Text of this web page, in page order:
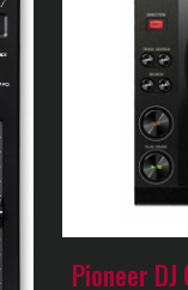
Pioneer DJ